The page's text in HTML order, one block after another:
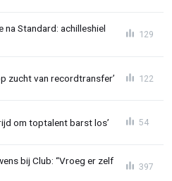
Standard: achilleshiel
129
zucht van recordtransfer’ 122
om toptalent barst los’ 54
bij Club: “Vroeg er zelf
397